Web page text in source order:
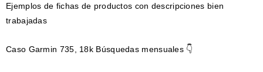
Ejemplos de fichas de productos con descripciones bien
trabajadas
Caso Garmin 735, 18k Búsquedas mensuales 👇